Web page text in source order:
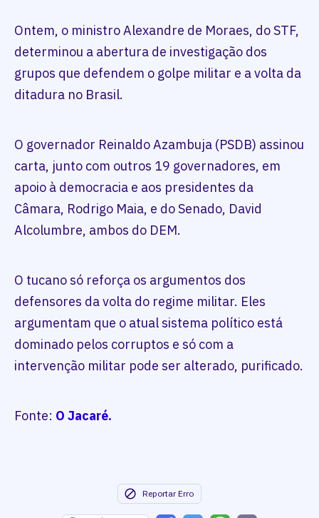
Ontem, o ministro Alexandre de Moraes, do STF,
determinou a abertura de investigação dos
grupos que defendem o golpe militar e a volta da
ditadura no Brasil.
O governador Reinaldo Azambuja (PSDB) assinou
carta, junto com outros 19 governadores, em
apoio à democracia e aos presidentes da
Câmara, Rodrigo Maia, e do Senado, David
Alcolumbre, ambos do DEM.
O tucano só reforça os argumentos dos
defensores da volta do regime militar. Eles
argumentam que o atual sistema político está
dominado pelos corruptos e só com a
intervenção militar pode ser alterado, purificado.
Fonte: O Jacaré.
Reportar Erro